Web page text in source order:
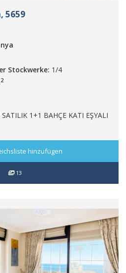
5659
Stockwerke: 1/4
2
1+1 BAHÇE KATI EŞYALI
hinzufügen
13